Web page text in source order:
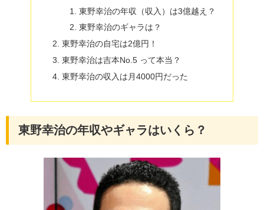
東野幸治の年収（収入）は3億越え？
東野幸治のギャラは？
東野幸治の自宅は2億円！
東野幸治は吉本No.5 って本当？
東野幸治の収入は月4000円だった
東野幸治の年収やギャラはいくら？